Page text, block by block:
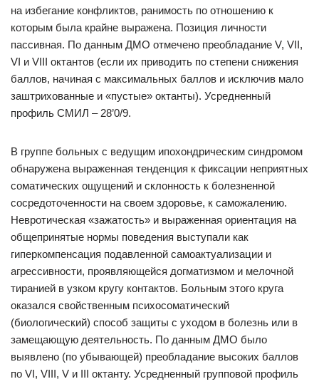
на избегание конфликтов, ранимость по отношению к
которым была крайне выражена. Позиция личности
пассивная. По данным ДМО отмечено преобладание V, VII,
VI и VIII октантов (если их приводить по степени снижения
баллов, начиная с максимальных баллов и исключив мало
заштрихованные и «пустые» октанты). Усредненный
профиль СМИЛ – 28’0/9.
В группе больных с ведущим ипохондрическим синдромом
обнаружена выраженная тенденция к фиксации неприятных
соматических ощущений и склонность к болезненной
сосредоточенности на своем здоровье, к саможалению.
Невротическая «зажатость» и выраженная ориентация на
общепринятые нормы поведения выступали как
гиперкомпенсация подавленной самоактуализации и
агрессивности, проявляющейся догматизмом и мелочной
тиранией в узком кругу контактов. Больным этого круга
оказался свойственным психосоматический
(биологический) способ защиты с уходом в болезнь или в
замещающую деятельность. По данным ДМО было
выявлено (по убывающей) преобладание высоких баллов
по VI, VIII, V и III октанту. Усредненный групповой профиль